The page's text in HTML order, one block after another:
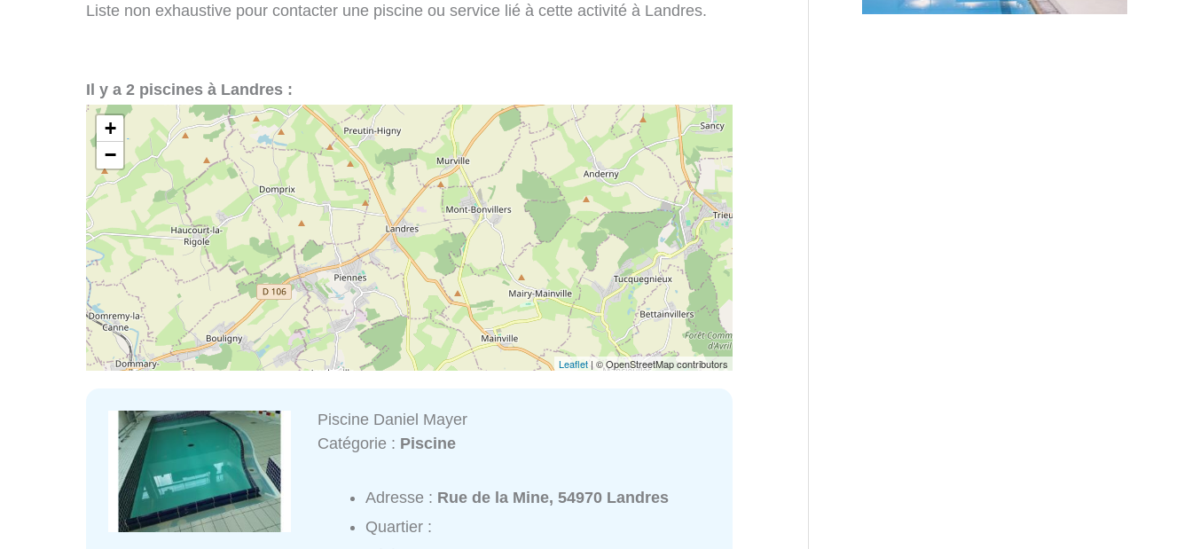
Liste non exhaustive pour contacter une piscine ou service lié à cette activité à Landres.
Il y a 2 piscines à Landres :
+
−
Leaflet | © OpenStreetMap contributors
Piscine Daniel Mayer
Catégorie : Piscine
Adresse : Rue de la Mine, 54970 Landres
Quartier :